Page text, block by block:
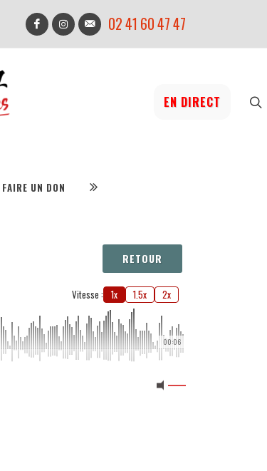
02 41 60 47 47
EN DIRECT
FAIRE UN DON
RETOUR
Vitesse : 1x 1.5x 2x
00:06